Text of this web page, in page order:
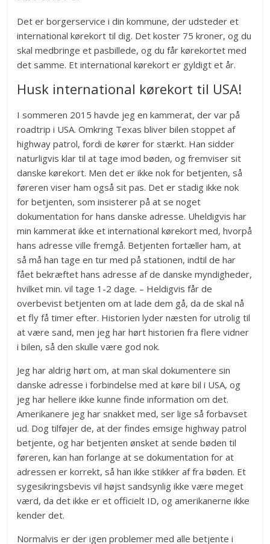
Det er borgerservice i din kommune, der udsteder et
international kørekort til dig. Det koster 75 kroner, og du
skal medbringe et pasbillede, og du får kørekortet med
det samme. Et international kørekort er gyldigt et år.
Husk international kørekort til USA!
I sommeren 2015 havde jeg en kammerat, der var på
roadtrip i USA. Omkring Texas bliver bilen stoppet af
highway patrol, fordi de kører for stærkt. Han sidder
naturligvis klar til at tage imod bøden, og fremviser sit
danske kørekort. Men det er ikke nok for betjenten, så
føreren viser ham også sit pas. Det er stadig ikke nok
for betjenten, som insisterer på at se noget
dokumentation for hans danske adresse. Uheldigvis har
min kammerat ikke et international kørekort med, hvorpå
hans adresse ville fremgå. Betjenten fortæller ham, at
så må han tage en tur med på stationen, indtil de har
fået bekræftet hans adresse af de danske myndigheder,
hvilket min. vil tage 1-2 dage. – Heldigvis får de
overbevist betjenten om at lade dem gå, da de skal nå
et fly få timer efter. Historien lyder næsten for utrolig til
at være sand, men jeg har hørt historien fra flere vidner
i bilen, så den skulle være god nok.
Jeg har aldrig hørt om, at man skal dokumentere sin
danske adresse i forbindelse med at køre bil i USA, og
jeg har hellere ikke kunne finde information om det.
Amerikanere jeg har snakket med, ser lige så forbavset
ud. Dog tilføjer de, at der findes emsige highway patrol
betjente, og har betjenten ønsket at sende bøden til
føreren, kan han forlange at se dokumentation for at
adressen er korrekt, så han ikke stikker af fra bøden. Et
sygesikringsbevis vil højst sandsynlig ikke være meget
værd, da det ikke er et officielt ID, og amerikanerne ikke
kender det.
Normalvis er der igen problemer med alle betjente i